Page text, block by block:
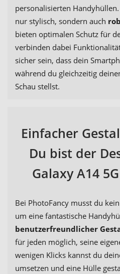
personalisierten
nur stylisch, sondern auch
bieten optimalen Schutz für
verbinden dabei
sicher sein, dass dein
während du gleichzeitig
Schau stellst.
Einfacher
Du bist der
Galaxy A14
Bei PhotoFancy musst du
um eine fantastische
benutzerfreundlicher
für jeden möglich, seine
wenigen Klicks kannst du
umsetzen und eine Hülle